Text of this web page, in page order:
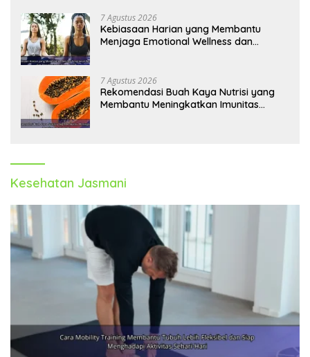
7 Agustus 2026
Kebiasaan Harian yang Membantu
Menjaga Emotional Wellness dan
7 Agustus 2026
Rekomendasi Buah Kaya Nutrisi yang
Membantu Meningkatkan Imunitas
Kesehatan Jasmani